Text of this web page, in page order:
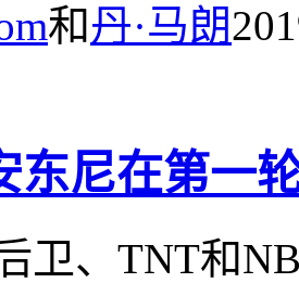
和丹·马朗
东尼在第一
卫、TNT和